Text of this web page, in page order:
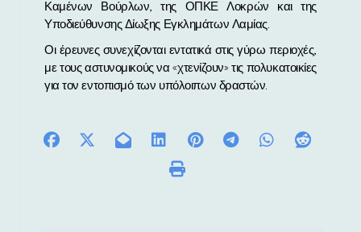
Καμένων Βούρλων, της ΟΠΚΕ Λοκρών και της
Υποδιεύθυνσης Δίωξης Εγκλημάτων Λαμίας.
Οι έρευνες συνεχίζονται εντατικά στις γύρω περιοχές,
με τους αστυνομικούς να «χτενίζουν» τις πολυκατοικίες
για τον εντοπισμό των υπόλοιπων δραστών.